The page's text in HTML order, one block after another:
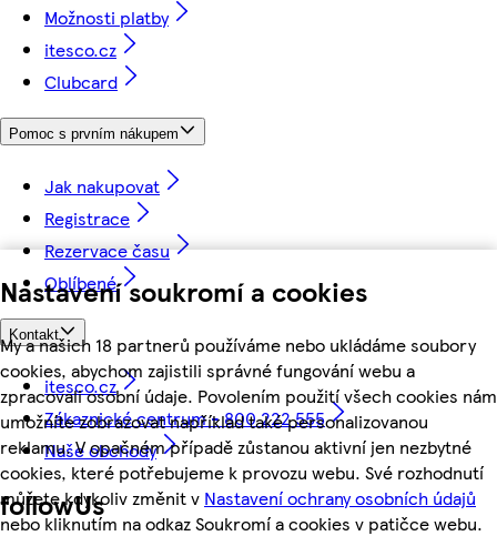
Nastavení soukromí a cookies
My a našich 18 partnerů používáme nebo ukládáme soubory
cookies, abychom zajistili správné fungování webu a
zpracovali osobní údaje. Povolením použití všech cookies nám
umožníte zobrazovat například také personalizovanou
reklamu. V opačném případě zůstanou aktivní jen nezbytné
cookies, které potřebujeme k provozu webu. Své rozhodnutí
můžete kdykoliv změnit v Nastavení ochrany osobních údajů
nebo kliknutím na odkaz Soukromí a cookies v patičce webu.
Možnosti platby
itesco.cz
Clubcard
Pomoc s prvním nákupem
Jak nakupovat
Registrace
Rezervace času
Oblíbené
Kontakt
itesco.cz
Zákaznické centrum - 800 222 555
Naše obchody
followUs